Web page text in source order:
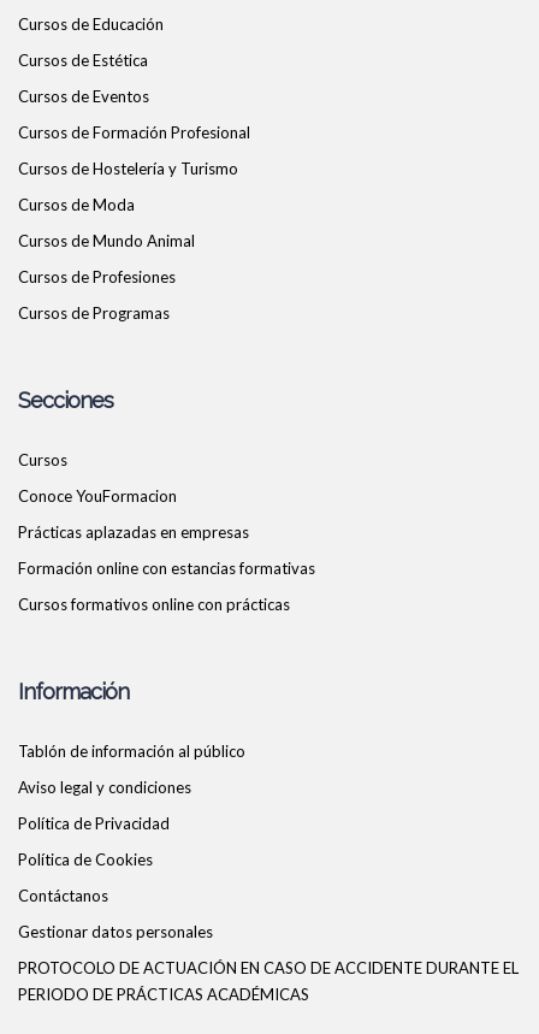
Cursos de Educación
Cursos de Estética
Cursos de Eventos
Cursos de Formación Profesional
Cursos de Hostelería y Turismo
Cursos de Moda
Cursos de Mundo Animal
Cursos de Profesiones
Cursos de Programas
Secciones
Cursos
Conoce YouFormacion
Prácticas aplazadas en empresas
Formación online con estancias formativas
Cursos formativos online con prácticas
Información
Tablón de información al público
Aviso legal y condiciones
Política de Privacidad
Política de Cookies
Contáctanos
Gestionar datos personales
PROTOCOLO DE ACTUACIÓN EN CASO DE ACCIDENTE DURANTE EL
PERIODO DE PRÁCTICAS ACADÉMICAS